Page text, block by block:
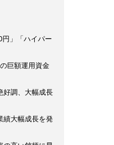
円」「ハイパー
巨額運用資金
好調、大幅成長
績大幅成長を発